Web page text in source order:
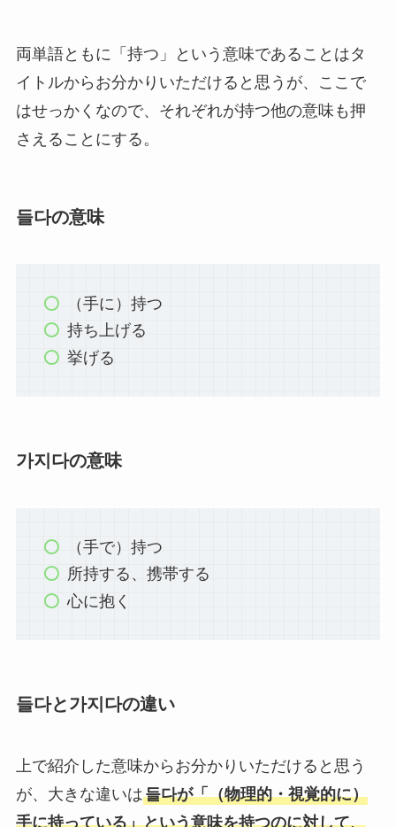
両単語ともに「持つ」という意味であることはタ
イトルからお分かりいただけると思うが、ここで
はせっかくなので、それぞれが持つ他の意味も押
さえることにする。
들다の意味
（手に）持つ
持ち上げる
挙げる
가지다の意味
（手で）持つ
所持する、携帯する
心に抱く
들다と가지다の違い
上で紹介した意味からお分かりいただけると思う
が、大きな違いは들다が「（物理的・視覚的に）
手に持っている」という意味を持つのに対して、